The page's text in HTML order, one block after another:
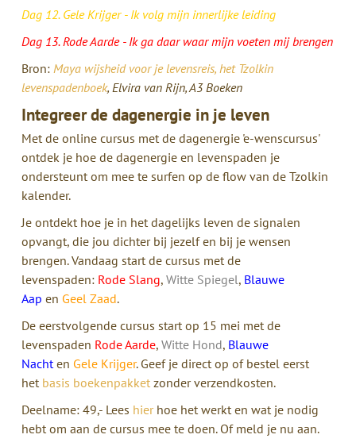
Dag 12. Gele Krijger - Ik volg mijn innerlijke leiding
Dag 13. Rode Aarde - Ik ga daar waar mijn voeten mij brengen
Bron: Maya wijsheid voor je levensreis, het Tzolkin
levenspadenboek, Elvira van Rijn, A3 Boeken
Integreer de dagenergie in je leven
Met de online cursus met de dagenergie 'e-wenscursus'
ontdek je hoe de dagenergie en levenspaden je
ondersteunt om mee te surfen op de flow van de Tzolkin
kalender.
Je ontdekt hoe je in het dagelijks leven de signalen
opvangt, die jou dichter bij jezelf en bij je wensen
brengen. Vandaag start de cursus met de
levenspaden: Rode Slang, Witte Spiegel, Blauwe
Aap en Geel Zaad.
De eerstvolgende cursus start op 15 mei met de
levenspaden Rode Aarde, Witte Hond, Blauwe
Nachten Gele Krijger. Geef je direct op of bestel eerst
het basis boekenpakketzonder verzendkosten.
Deelname: 49,- Lees hierhoe het werkt en wat je nodig
hebt om aan de cursus mee te doen. Of meld je nu aan.